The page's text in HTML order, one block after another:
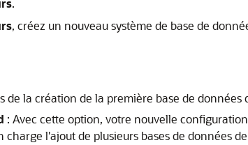
.
, créez un nouveau système de base de
la création de la première base de données
: Avec cette option, votre nouvelle
l'ajout de plusieurs bases de données